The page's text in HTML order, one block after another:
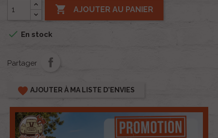
 AJOUTER AU PANIER
 En stock
Partager
favorite AJOUTER À MA LISTE D'ENVIES